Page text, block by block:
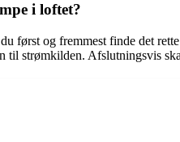
i loftet?
først og fremmest finde det
til strømkilden. Afslutningsvis